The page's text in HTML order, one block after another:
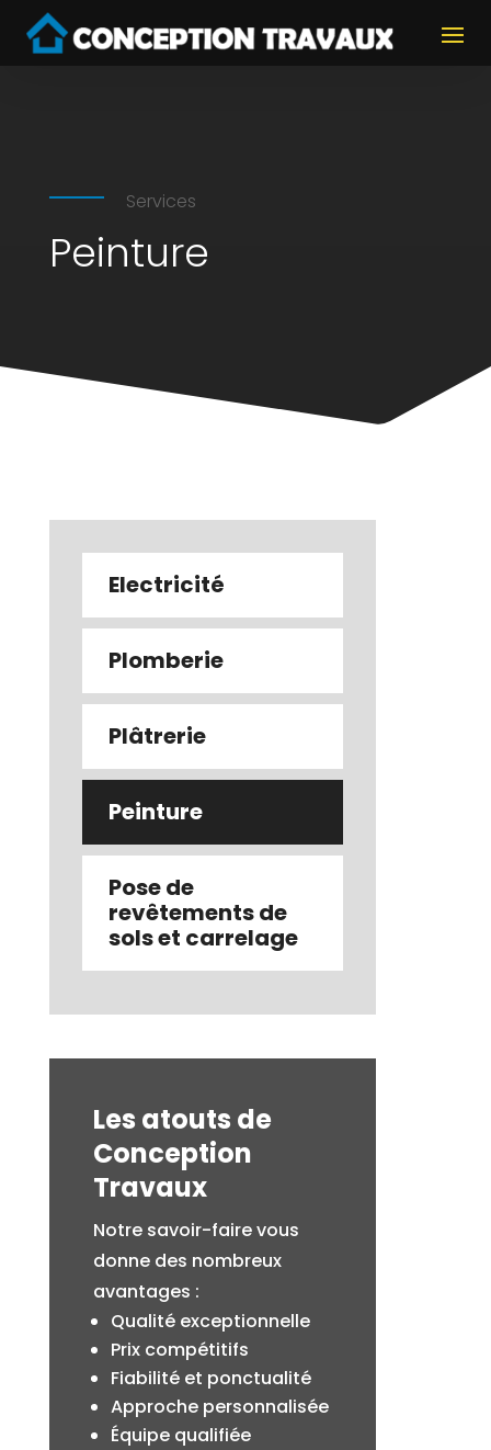
Services
Peinture
Electricité
Plomberie
Plâtrerie
Peinture
Pose de
revêtements de
sols et carrelage
Les atouts de
Conception
Travaux
Notre savoir-faire vous
donne des nombreux
avantages :
Qualité exceptionnelle
Prix compétitifs
Fiabilité et ponctualité
Approche personnalisée
Équipe qualifiée